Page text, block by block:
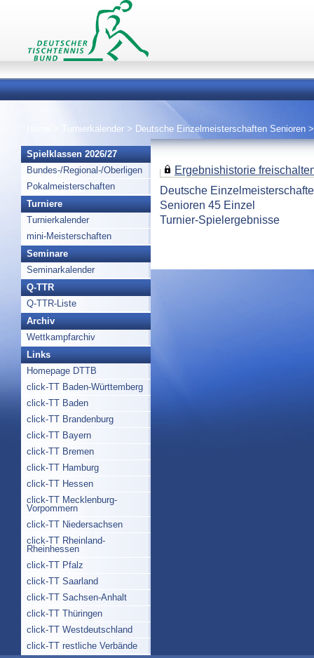
Turnierkalender > Deutsche Einzelmeisterschaften Senioren >
Spielklassen 2026/27
Bundes-/Regional-/Oberligen
Pokalmeisterschaften
Turniere
Turnierkalender
mini-Meisterschaften
Seminare
Seminarkalender
Q-TTR
Q-TTR-Liste
Archiv
Wettkampfarchiv
Links
Homepage DTTB
click-TT Baden-Württemberg
click-TT Baden
click-TT Brandenburg
click-TT Bayern
click-TT Bremen
click-TT Hamburg
click-TT Hessen
click-TT Mecklenburg-
Vorpommern
click-TT Niedersachsen
click-TT Rheinland-
Rheinhessen
click-TT Pfalz
click-TT Saarland
click-TT Sachsen-Anhalt
click-TT Thüringen
click-TT Westdeutschland
click-TT restliche Verbände
Ergebnishistorie
Deutsche
Senioren 45 Einzel
Turnier-Spielergebnisse